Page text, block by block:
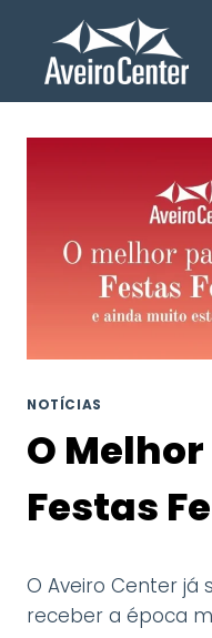
content
NOTÍCIAS
O
Festas
O Aveiro Center já
receber a época